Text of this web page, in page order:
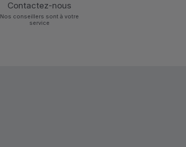
Contactez-nous
Nos conseillers sont à votre
service